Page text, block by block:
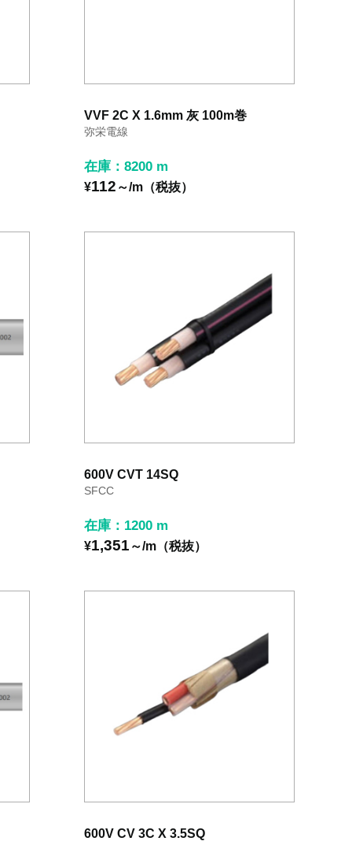
VVF 2C X 1.6mm 灰 100m巻
弥栄電線
在庫：8200 m
¥112 ～/m（税抜）
600V CVT 14SQ
SFCC
在庫：1200 m
¥1,351 ～/m（税抜）
600V CV 3C X 3.5SQ